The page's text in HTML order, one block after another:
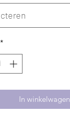
*
In winkelwagen